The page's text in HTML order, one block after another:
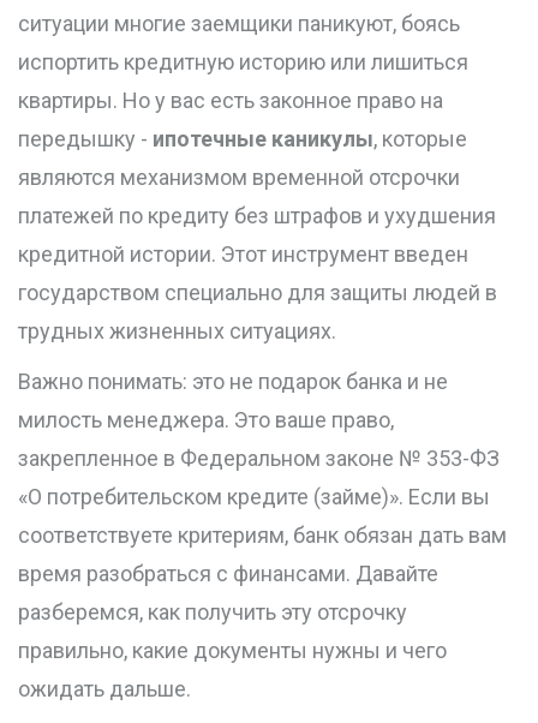
ситуации многие заемщики паникуют, боясь
испортить кредитную историю или лишиться
квартиры. Но у вас есть законное право на
передышку - ипотечные каникулы, которые
являются механизмом временной отсрочки
платежей по кредиту без штрафов и ухудшения
кредитной истории. Этот инструмент введен
государством специально для защиты людей в
трудных жизненных ситуациях.
Важно понимать: это не подарок банка и не
милость менеджера. Это ваше право,
закрепленное в Федеральном законе № 353-ФЗ
«О потребительском кредите (займе)». Если вы
соответствуете критериям, банк обязан дать вам
время разобраться с финансами. Давайте
разберемся, как получить эту отсрочку
правильно, какие документы нужны и чего
ожидать дальше.